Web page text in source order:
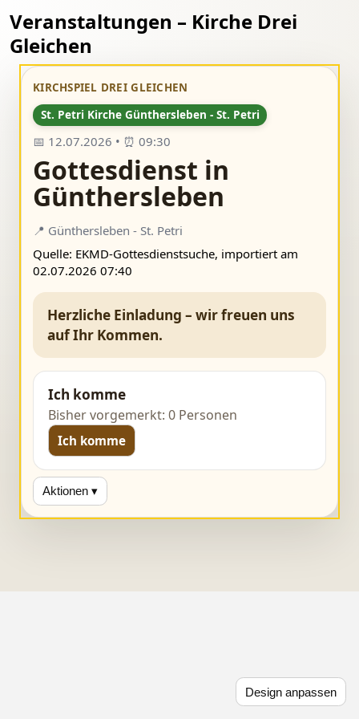
Design anpassen
Veranstaltungen – Kirche Drei
Gleichen
KIRCHSPIEL DREI GLEICHEN
St. Petri Kirche Günthersleben - St. Petri
📅 12.07.2026 • ⏰ 09:30
Gottesdienst in
Günthersleben
📍 Günthersleben - St. Petri
Quelle: EKMD-Gottesdienstsuche, importiert am
02.07.2026 07:40
Herzliche Einladung – wir freuen uns
auf Ihr Kommen.
Ich komme
Bisher vorgemerkt: 0 Personen
Ich komme
Aktionen ▾